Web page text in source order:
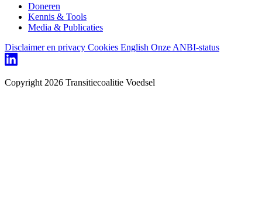
Doneren
Kennis & Tools
Media & Publicaties
Disclaimer en privacy Cookies English Onze ANBI-status
Copyright 2026 Transitiecoalitie Voedsel